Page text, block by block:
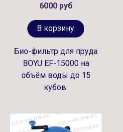
6000 руб
В корзину
Био-фильтр для пруда
BOYU EF-15000 на
объём воды до 15
кубов.